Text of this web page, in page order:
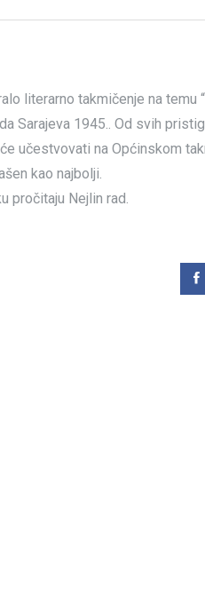
literarno takmičenje na temu
Sarajeva 1945.. Od svih
učestvovati na Općinskom
kao najbolji.
pročitaju Nejlin rad.